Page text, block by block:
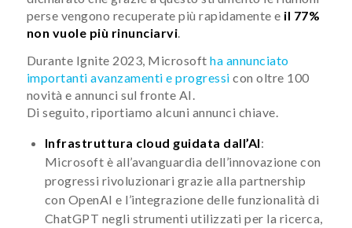
perse vengono recuperate più rapidamente e il 77%
non vuole più rinunciarvi.
Durante Ignite 2023, Microsoftha annunciato
importanti avanzamenti e progressi con oltre 100
novità e annunci sul fronte AI.
Di seguito, riportiamo alcuni annunci chiave.
Infrastruttura cloud guidata dall’AI:
Microsoft è all’avanguardia dell’innovazione con
progressi rivoluzionari grazie alla partnership
con OpenAI e l’integrazione delle funzionalità di
ChatGPT negli strumenti utilizzati per la ricerca,